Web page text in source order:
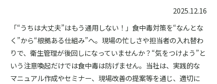
2025.12.16
「“うちは大丈夫”はもう通用しない！」食中毒対策を“なんとな
く”から“根拠ある仕組み”へ。現場の忙しさや担当者の入れ替わ
りで、衛生管理が後回しになっていませんか？“気をつけよう”と
いう注意喚起だけでは食中毒は防げません。当社は、実践的な
マニュアル作成やセミナー、現場改善の提案等を通じ、適切に